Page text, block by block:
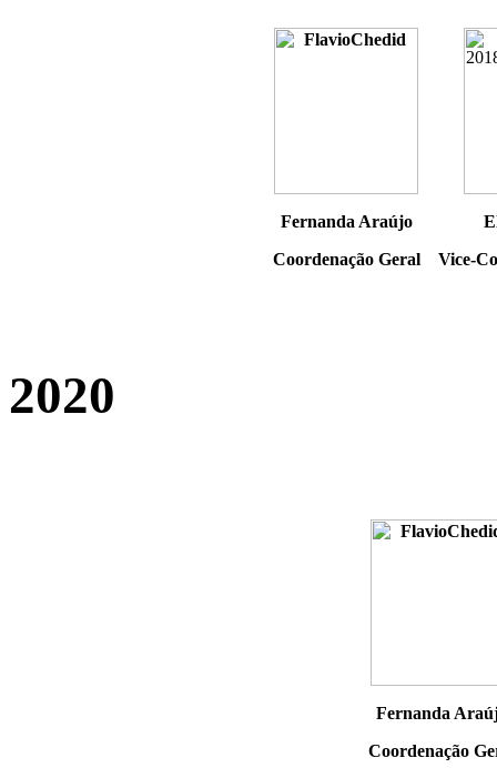
Fernanda Araújo
Coordenação Geral
Vice-
2020
Fernanda
Coordenação